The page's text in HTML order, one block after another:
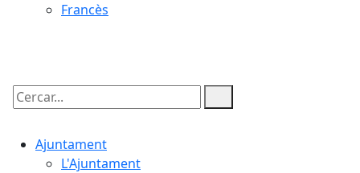
Francès
Cercar:
Ajuntament
L'Ajuntament